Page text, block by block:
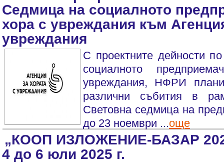
Седмица на социалното
хора с увреждания към
увреждания
С проектните дейности
социалното
увреждания, НФРИ
различни събития в
Световна седмица на
до 23 ноември ...още
„КООП ИЗЛОЖЕНИЕ-БАЗАР
4 до 6 юли 2025 г.